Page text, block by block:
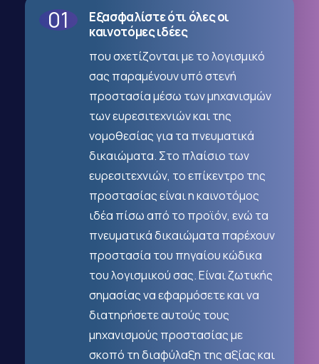
01
Εξασφαλίστε ότι όλες οι
καινοτόμες ιδέες
που σχετίζονται με το λογισμικό
σας παραμένουν υπό στενή
προστασία μέσω των μηχανισμών
των ευρεσιτεχνιών και της
νομοθεσίας για τα πνευματικά
δικαιώματα. Στο πλαίσιο των
ευρεσιτεχνιών, το επίκεντρο της
προστασίας είναι η καινοτόμος
ιδέα πίσω από το προϊόν, ενώ τα
πνευματικά δικαιώματα παρέχουν
προστασία του πηγαίου κώδικα
του λογισμικού σας. Είναι ζωτικής
σημασίας να εφαρμόσετε και να
διατηρήσετε αυτούς τους
μηχανισμούς προστασίας με
σκοπό τη διαφύλαξη της αξίας και